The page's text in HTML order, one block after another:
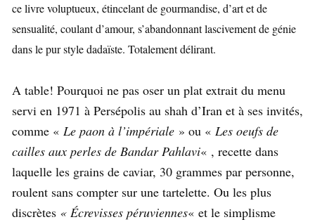
ce livre voluptueux, étincelant de gourmandise, d’art et de
sensualité, coulant d’amour, s’abandonnant lascivement de génie
dans le pur style dadaïste. Totalement délirant.
A table! Pourquoi ne pas oser un plat extrait du menu
servi en 1971 à Persépolis au shah d’Iran et à ses invités,
comme « Le paon à l’impériale » ou « Les oeufs de
cailles aux perles de Bandar Pahlavi« , recette dans
laquelle les grains de caviar, 30 grammes par personne,
roulent sans compter sur une tartelette. Ou les plus
discrètes « Écrevisses péruviennes« et le simplisme